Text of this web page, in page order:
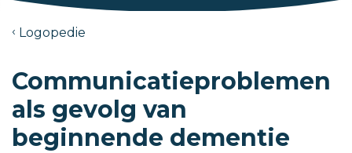
Logopedie
Communicatieproblemen
als gevolg van
beginnende dementie